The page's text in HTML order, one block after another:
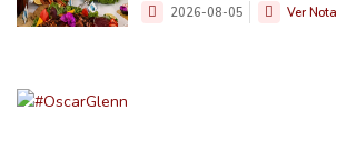
2026-08-05 Ver Nota